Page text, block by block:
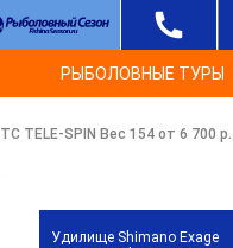
РЫБОЛОВНЫЕ ТУРЫ
TELE-SPIN Вес 154 от 6 700 р.
Удилище Shimano Exage